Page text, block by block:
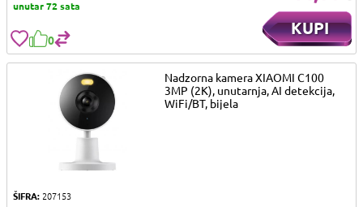
unutar 72 sata
KUPI
0
ŠIFRA: 207153
Nadzorna kamera XIAOMI C100
3MP (2K), unutarnja, AI detekcija,
WiFi/BT, bijela